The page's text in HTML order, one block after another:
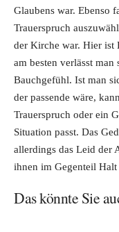
Glaubens war. Ebenso
Trauerspruch
der Kirche war. Hier ist
am besten verlässt
Bauchgefühl. Ist man
der passende wäre,
Trauerspruch oder ein
Situation passt. Das
allerdings das Leid der
ihnen im Gegenteil Halt
Das könnte Sie